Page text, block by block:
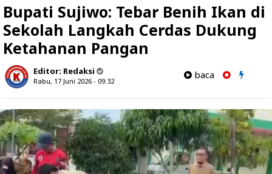
Bupati Sujiwo: Tebar Benih Ikan di
Sekolah Langkah Cerdas Dukung
Ketahanan Pangan
Editor: Redaksi
Rabu, 17 Juni 2026 - 09.32
baca